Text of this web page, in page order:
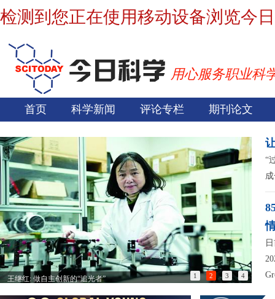
检测到您正在使用移动设备浏览今
用心服务职业科
首页 科学新闻 评论专栏 期刊论文
王继红: 做自主创新的“追光者” 以
1 2 3 4
“